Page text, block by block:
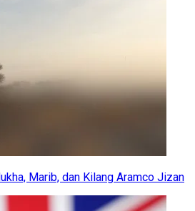
Marib, dan Kilang Aramco Jizan